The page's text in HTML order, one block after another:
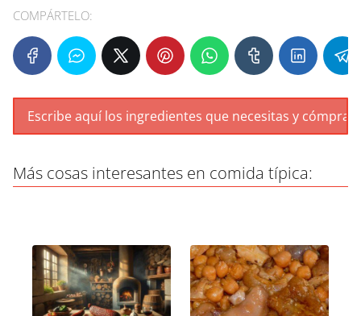
COMPÁRTELO:
Más cosas interesantes en comida típica: